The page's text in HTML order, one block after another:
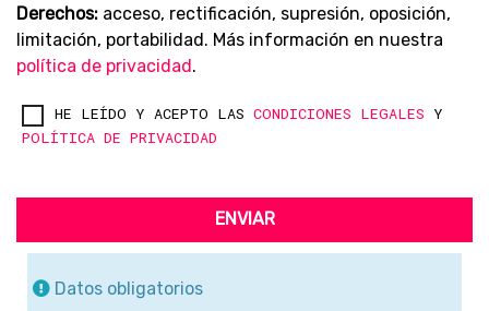
Derechos: acceso, rectificación, supresión, oposición,
limitación, portabilidad. Más información en nuestra
política de privacidad .
HE LEÍDO Y ACEPTO LAS CONDICIONES LEGALES Y
POLÍTICA DE PRIVACIDAD
ENVIAR
Datos obligatorios